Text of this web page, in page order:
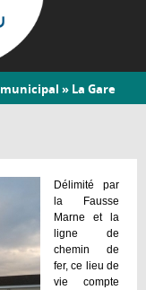
» La Gare
Délimité par
la Fausse
Marne et la
ligne de
chemin de
fer, ce lieu de
vie compte